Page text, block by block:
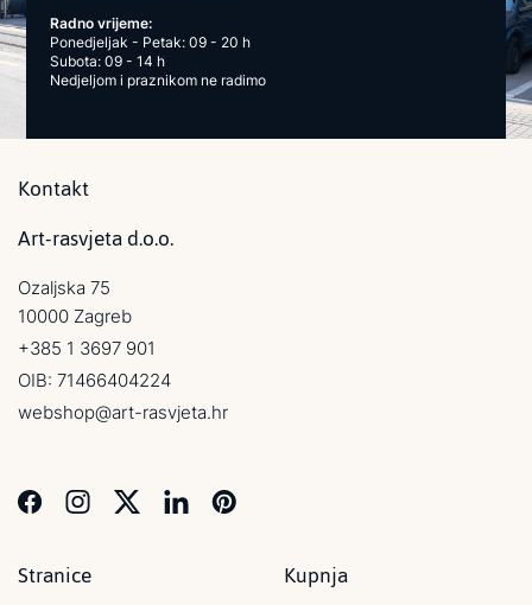
Radno vrijeme:
Ponedjeljak - Petak: 09 - 20 h
Subota: 09 - 14 h
Nedjeljom i praznikom ne radimo
Kontakt
Art-rasvjeta d.o.o.
Ozaljska 75
10000 Zagreb
+385 1 3697 901
OIB: 71466404224
webshop@art-rasvjeta.hr
Stranice Kupnja